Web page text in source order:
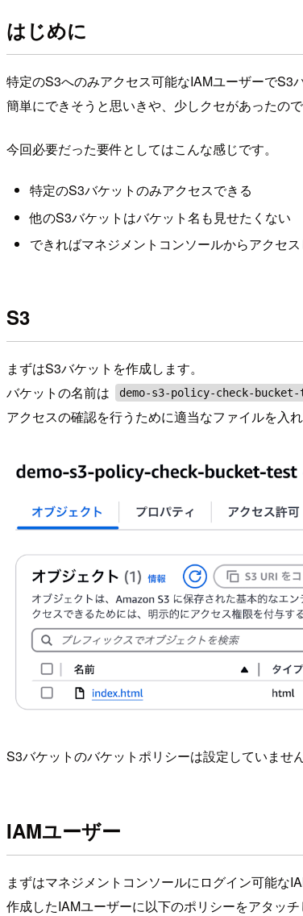
はじめに
特定のS3へのみアクセス可能なIAMユーザーでS3
簡単にできそうと思いきや、少しクセがあったの
今回必要だった要件としてはこんな感じです。
特定のS3バケットのみアクセスできる
他のS3バケットはバケット名も見せたくない
できればマネジメントコンソールからアクセ
S3
まずはS3バケットを作成します。
バケットの名前は
demo-s3-policy-check-
アクセスの確認を行うために適当なファイルを入れ
S3バケットのバケットポリシーは設定していません
IAMユーザー
まずはマネジメントコンソールにログイン可能な
作成したIAMユーザーに以下のポリシーをアタッチ